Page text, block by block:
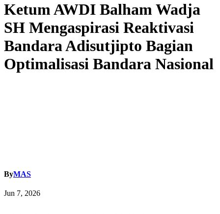
Ketum AWDI Balham Wadja
SH Mengaspirasi Reaktivasi
Bandara Adisutjipto Bagian
Optimalisasi Bandara Nasional
ByMAS
Jun 7, 2026